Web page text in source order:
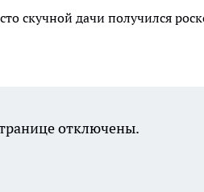
скучной дачи получился
отключены.